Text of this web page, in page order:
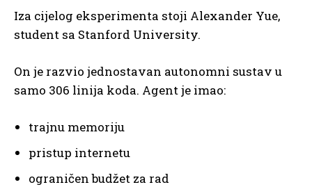
Iza cijelog eksperimenta stoji Alexander Yue,
student sa Stanford University.
On je razvio jednostavan autonomni sustav u
samo 306 linija koda. Agent je imao:
trajnu memoriju
pristup internetu
ograničen budžet za rad